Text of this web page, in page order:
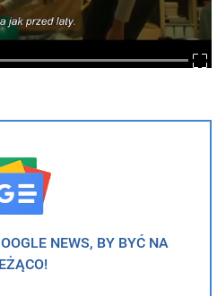
NEWS, BY BYĆ NA